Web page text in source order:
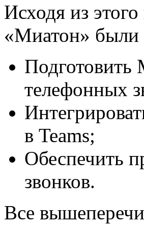
Исходя из
«Миатон» были
Подготовить
телефонных
в Teams;
Обеспечить
звонков.
Все